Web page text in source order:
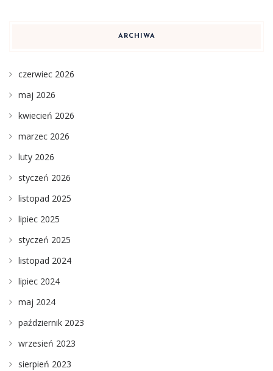
ARCHIWA
czerwiec 2026
maj 2026
kwiecień 2026
marzec 2026
luty 2026
styczeń 2026
listopad 2025
lipiec 2025
styczeń 2025
listopad 2024
lipiec 2024
maj 2024
październik 2023
wrzesień 2023
sierpień 2023